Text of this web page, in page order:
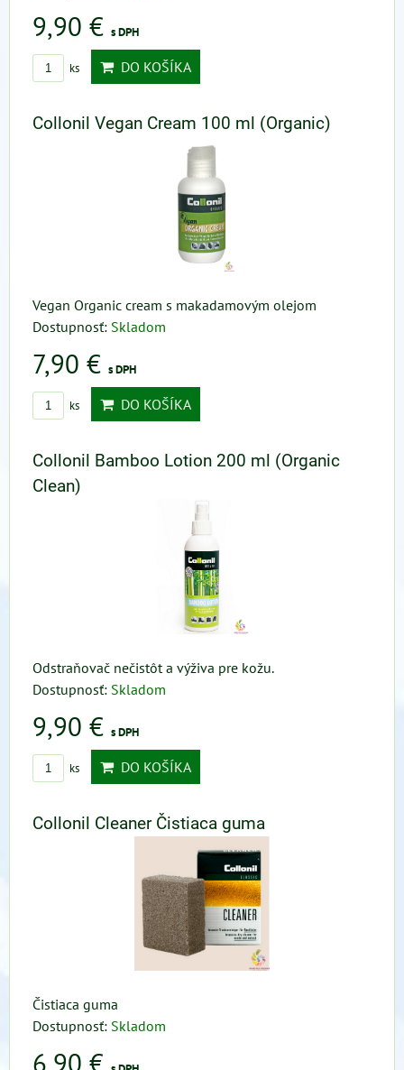
9,90 € s DPH
ks DO KOŠÍKA
Collonil Vegan Cream 100 ml (Organic)
Vegan Organic cream s makadamovým olejom
Dostupnosť: Skladom
7,90 € s DPH
ks DO KOŠÍKA
Collonil Bamboo Lotion 200 ml (Organic
Clean)
Odstraňovač nečistôt a výživa pre kožu.
Dostupnosť: Skladom
9,90 € s DPH
ks DO KOŠÍKA
Collonil Cleaner Čistiaca guma
Čistiaca guma
Dostupnosť: Skladom
6,90 €